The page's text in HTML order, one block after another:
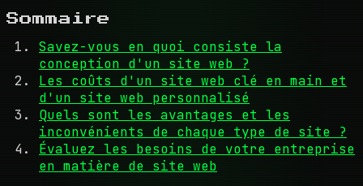
Sommaire
Savez-vous en quoi consiste la
conception d'un site web ?
Les coûts d'un site web clé en main et
d'un site web personnalisé
Quels sont les avantages et les
inconvénients de chaque type de site ?
Évaluez les besoins de votre entreprise
en matière de site web